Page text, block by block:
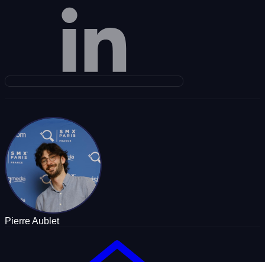
Pierre Aublet